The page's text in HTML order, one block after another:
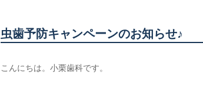
虫歯予防キャンペーンのお知らせ♪
こんにちは。小栗歯科です。